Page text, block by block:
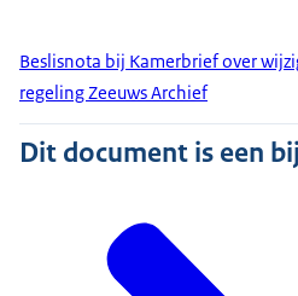
Beslisnota bij Kamerbrief over
regeling Zeeuws Archief
Dit document is een